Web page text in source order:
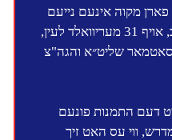
מקוה אינעם נייעם
בית המדרש הגדול דקהל יטב לב, אויף 31 מעריוואלד לעין,
שליט״א והגה"צ
דעם התמנות פונעם
ווי עס האט זיך